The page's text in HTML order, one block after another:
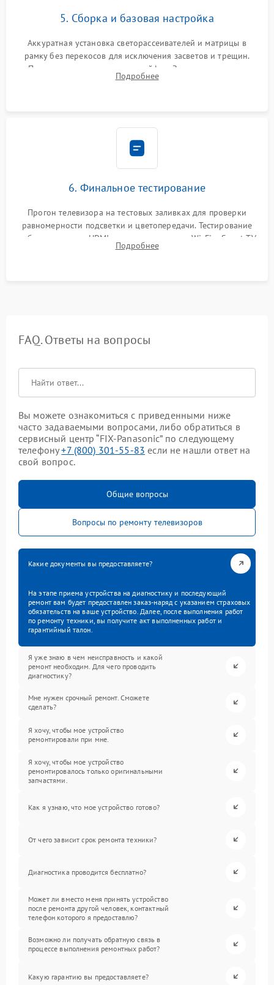
5. Сборка и базовая настройка
Аккуратная установка светорассеивателей и матрицы в
рамку без перекосов для исключения засветов и трещин.
Подключение внутренних шлейфов. Закрытие корпуса.
Сброс настроек и обновление программного обеспечения.
Подробнее
6. Финальное тестирование
Прогон телевизора на тестовых заливках для проверки
равномерности подсветки и цветопередачи. Тестирование
работы разъемов HDMI, динамиков, модуля Wi-Fi и Smart TV
в рабочем режиме в течение нескольких часов.
Подробнее
FAQ. Ответы на вопросы
Вы можете ознакомиться с приведенными ниже
часто задаваемыми вопросами, либо обратиться в
сервисный центр “FIX-Panasonic” по следующему
телефону+7 (800) 301-55-83 если не нашли ответ на
свой вопрос.
Общие вопросы
Вопросы по ремонту телевизоров
Какие документы вы предоставляете?
На этапе приема устройства на диагностику и последующий
ремонт вам будет предоставлен заказ-наряд с указанием страховых
обязательств на ваше устройство. Далее, после выполнения работ
по ремонту техники, вы получите акт выполненных работ и
гарантийный талон.
Я уже знаю в чем неисправность и какой
ремонт необходим. Для чего проводить
диагностику?
Мне нужен срочный ремонт. Сможете
сделать?
Я хочу, чтобы мое устройство
ремонтировали при мне.
Я хочу, чтобы мое устройство
ремонтировалось только оригинальными
запчастями.
Как я узнаю, что мое устройство готово?
От чего зависит срок ремонта техники?
Диагностика проводится бесплатно?
Может ли вместо меня принять устройство
после ремонта другой человек, контактный
телефон которого я предоставлю?
Возможно ли получать обратную связь в
процессе выполнения ремонтных работ?
Какую гарантию вы предоставляете?